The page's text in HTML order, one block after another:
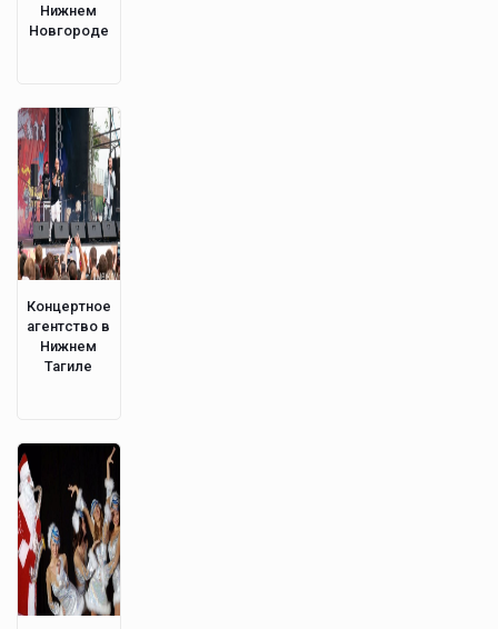
Нижнем
Новгороде
Концертное
агентство в
Нижнем
Тагиле